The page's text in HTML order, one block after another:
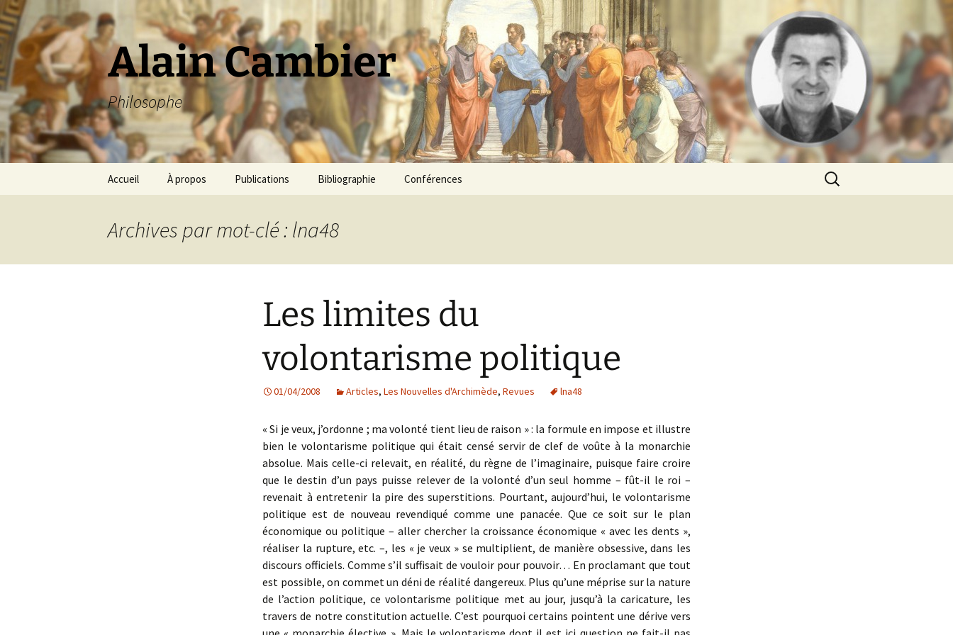
Aller
au
contenu
Alain Cambier
Philosophe
Accueil À propos Publications Bibliographie Conférences
Rechercher :
Archives par mot-clé : lna48
Les limites du
volontarisme politique
01/04/2008 Articles, Les Nouvelles d'Archimède, Revues lna48
« Si je veux, j’ordonne ; ma volonté tient lieu de raison » : la formule en impose et illustre
bien le volontarisme politique qui était censé servir de clef de voûte à la monarchie
absolue. Mais celle-ci relevait, en réalité, du règne de l’imaginaire, puisque faire croire
que le destin d’un pays puisse relever de la volonté d’un seul homme – fût-il le roi –
revenait à entretenir la pire des superstitions. Pourtant, aujourd’hui, le volontarisme
politique est de nouveau revendiqué comme une panacée. Que ce soit sur le plan
économique ou politique – aller chercher la croissance économique « avec les dents »,
réaliser la rupture, etc. –, les « je veux » se multiplient, de manière obsessive, dans les
discours officiels. Comme s’il suffisait de vouloir pour pouvoir… En proclamant que tout
est possible, on commet un déni de réalité dangereux. Plus qu’une méprise sur la nature
de l’action politique, ce volontarisme politique met au jour, jusqu’à la caricature, les
travers de notre constitution actuelle. C’est pourquoi certains pointent une dérive vers